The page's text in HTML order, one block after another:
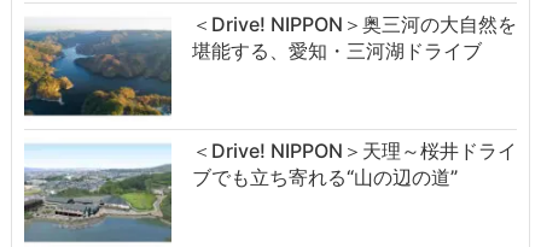
＜Drive! NIPPON＞奥三河の大自然を
堪能する、愛知・三河湖ドライブ
＜Drive! NIPPON＞天理～桜井ドライ
ブでも立ち寄れる“山の辺の道”